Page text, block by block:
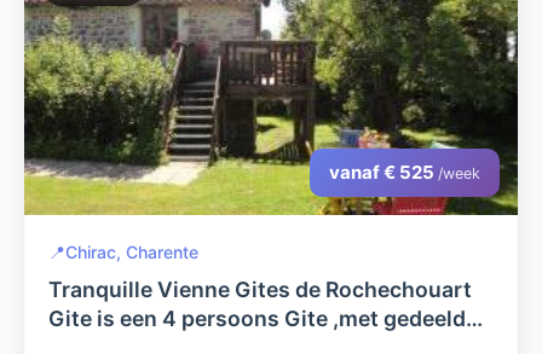
vanaf € 525 /week
📍Chirac, Charente
Tranquille Vienne Gites de Rochechouart
Gite is een 4 persoons Gite ,met gedeeld